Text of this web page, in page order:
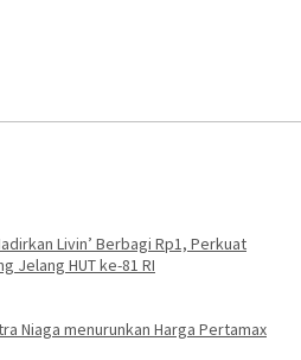
Livin’ Berbagi Rp1, Perkuat
Jelang HUT ke-81 RI
Niaga menurunkan Harga Pertamax